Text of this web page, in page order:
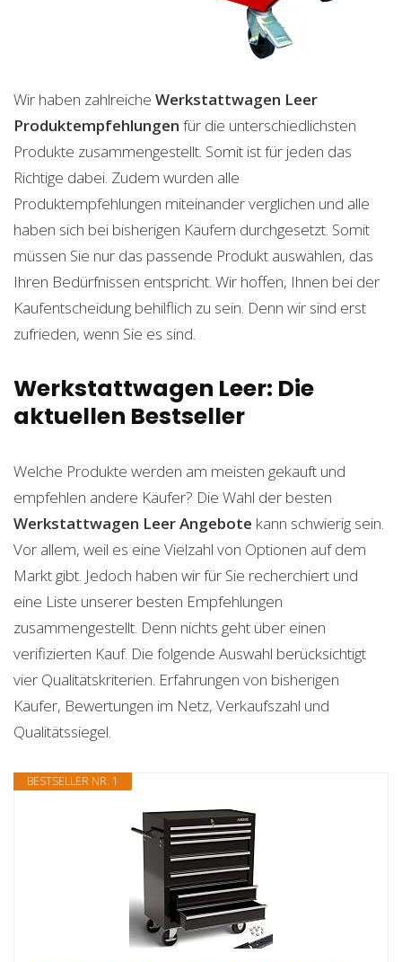
Wir haben zahlreiche Werkstattwagen Leer
Produktempfehlungen für die unterschiedlichsten
Produkte zusammengestellt. Somit ist für jeden das
Richtige dabei. Zudem wurden alle
Produktempfehlungen miteinander verglichen und alle
haben sich bei bisherigen Käufern durchgesetzt. Somit
müssen Sie nur das passende Produkt auswählen, das
Ihren Bedürfnissen entspricht. Wir hoffen, Ihnen bei der
Kaufentscheidung behilflich zu sein. Denn wir sind erst
zufrieden, wenn Sie es sind.
Werkstattwagen Leer: Die
aktuellen Bestseller
Welche Produkte werden am meisten gekauft und
empfehlen andere Käufer? Die Wahl der besten
Werkstattwagen LeerAngebote kann schwierig sein.
Vor allem, weil es eine Vielzahl von Optionen auf dem
Markt gibt. Jedoch haben wir für Sie recherchiert und
eine Liste unserer besten Empfehlungen
zusammengestellt. Denn nichts geht über einen
verifizierten Kauf. Die folgende Auswahl berücksichtigt
vier Qualitätskriterien. Erfahrungen von bisherigen
Käufer, Bewertungen im Netz, Verkaufszahl und
Qualitätssiegel.
BESTSELLER NR. 1